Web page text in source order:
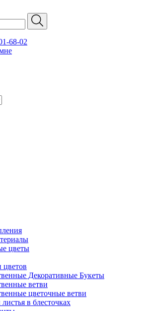
68-02
цветы
цветов
Декоративные Букеты
ветви
цветочные ветви
в блесточках